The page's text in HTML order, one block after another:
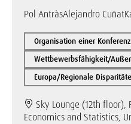
Pol AntràsAlejandro Cuñat
Organisation einer
Wettbewerbsfähigkeit/
Europa/Regionale
Sky Lounge (12th floor),
Economics and Statistics,